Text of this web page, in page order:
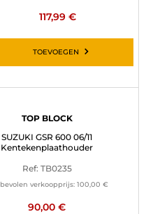
117,99 €
TOEVOEGEN
TOP BLOCK
SUZUKI GSR 600 06/11
Kentekenplaathouder
Ref: TB0235
verkoopprijs: 100,00 €
90,00 €